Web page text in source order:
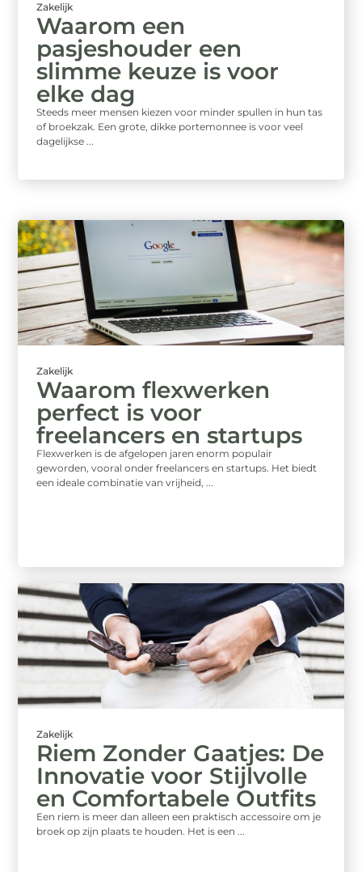
Zakelijk
Waarom een
pasjeshouder een
slimme keuze is voor
elke dag
Steeds meer mensen kiezen voor minder spullen in hun tas
of broekzak. Een grote, dikke portemonnee is voor veel
dagelijkse ...
Zakelijk
Waarom flexwerken
perfect is voor
freelancers en startups
Flexwerken is de afgelopen jaren enorm populair
geworden, vooral onder freelancers en startups. Het biedt
een ideale combinatie van vrijheid, ...
Zakelijk
Riem Zonder Gaatjes: De
Innovatie voor Stijlvolle
en Comfortabele Outfits
Een riem is meer dan alleen een praktisch accessoire om je
broek op zijn plaats te houden. Het is een ...